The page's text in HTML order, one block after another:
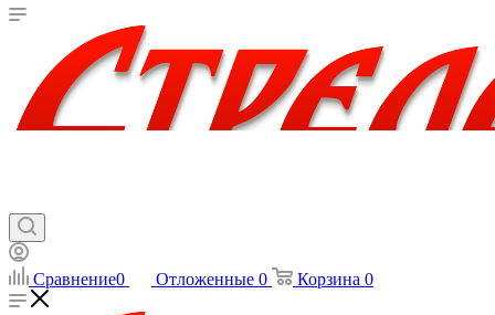
Сравнение0 Отложенные 0 Корзина 0